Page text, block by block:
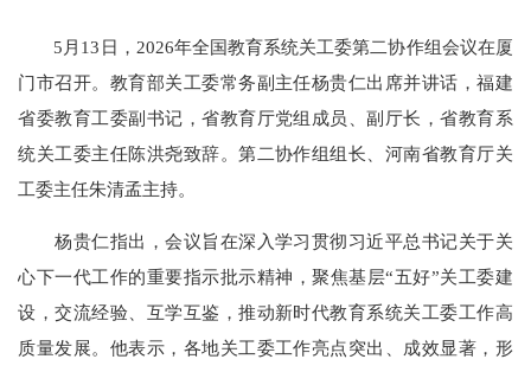
5月13日，2026年全国教育系统关工委第二协作组会议在厦
门市召开。教育部关工委常务副主任杨贵仁出席并讲话，福建
省委教育工委副书记，省教育厅党组成员、副厅长，省教育系
统关工委主任陈洪尧致辞。第二协作组组长、河南省教育厅关
工委主任朱清孟主持。
杨贵仁指出，会议旨在深入学习贯彻习近平总书记关于关
心下一代工作的重要指示批示精神，聚焦基层“五好”关工委建
设，交流经验、互学互鉴，推动新时代教育系统关工委工作高
质量发展。他表示，各地关工委工作亮点突出、成效显著，形